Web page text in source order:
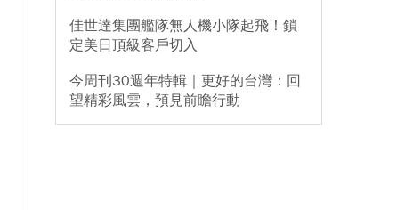
佳世達集團艦隊無人機小隊起飛！鎖
定美日頂級客戶切入
今周刊30週年特輯｜更好的台灣：回
望精彩風雲，預見前瞻行動